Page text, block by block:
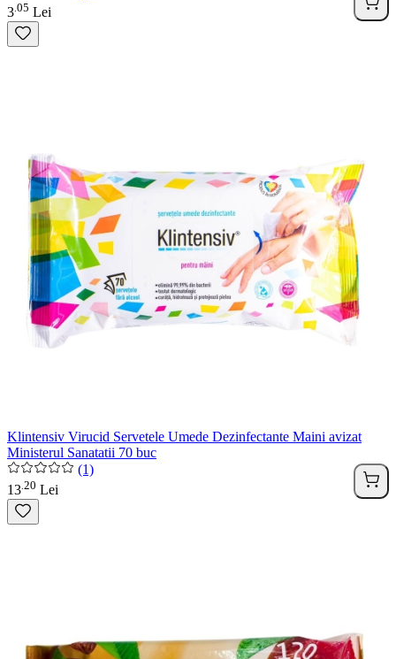
3 05 Lei
Klintensiv Virucid Servetele Umede Dezinfectante Maini avizat
Ministerul Sanatatii 70 buc
(1)
13 20 Lei